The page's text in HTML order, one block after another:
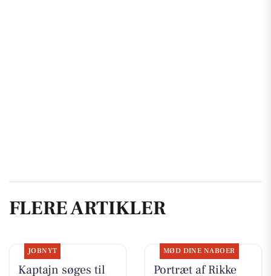
FLERE ARTIKLER
JOBNYT
Kaptajn søges til
MØD DINE NABOER
Portræt af Rikke